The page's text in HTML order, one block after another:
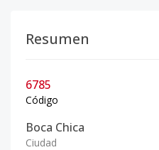
Resumen
6785
Código
Boca Chica
Ciudad